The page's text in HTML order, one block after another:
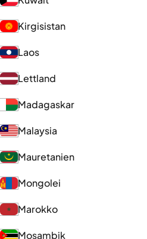
Kirgisistan
Laos
Lettland
Madagaskar
Malaysia
Mauretanien
Mongolei
Marokko
Mosambik